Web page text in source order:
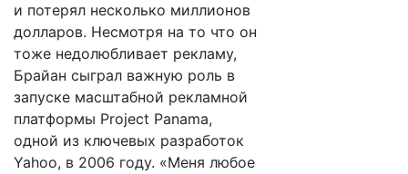
и потерял несколько миллионов
долларов. Несмотря на то что он
тоже недолюбливает рекламу,
Брайан сыграл важную роль в
запуске масштабной рекламной
платформы Project Panama,
одной из ключевых разработок
Yahoo, в 2006 году. «Меня любое